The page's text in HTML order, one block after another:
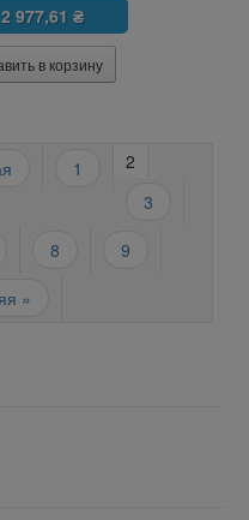
2 977,61 ₴
1
2
3
8
9
»